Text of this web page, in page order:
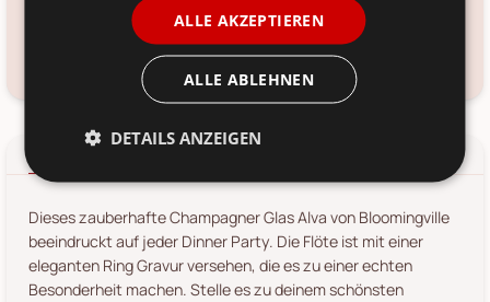
14. Aug 2026*
Frage zum Produkt? Kundenservice kontaktieren
Dieses zauberhafte Champagner Glas Alva von Bloomingville
beeindruckt auf jeder Dinner Party. Die Flöte ist mit einer
eleganten Ring Gravur versehen, die es zu einer echten
Besonderheit machen. Stelle es zu deinem schönsten
ALLE AKZEPTIEREN
ALLE ABLEHNEN
DETAILS ANZEIGEN